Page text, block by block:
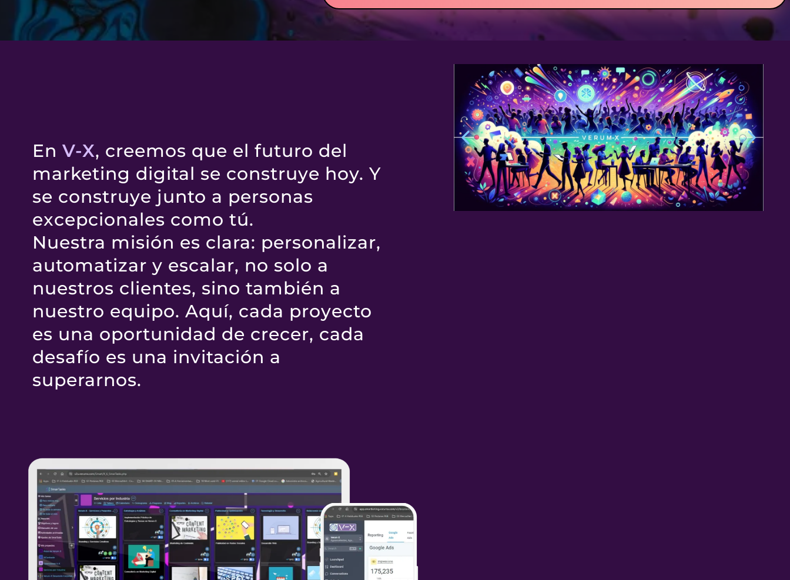
En V-X, creemos que el futuro del
marketing digital se construye hoy. Y
se construye junto a personas
excepcionales como tú.
Nuestra misión es clara: personalizar,
automatizar y escalar, no solo a
nuestros clientes, sino también a
nuestro equipo. Aquí, cada proyecto
es una oportunidad de crecer, cada
desafío es una invitación a
superarnos.